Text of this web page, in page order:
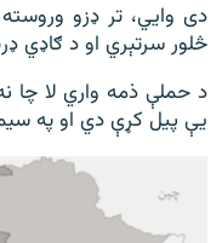
دی وايي، تر ډزو
څلور سرتېري او د ګاډي
د حملې ذمه واري لا چا
یې پیل کړې دي او په